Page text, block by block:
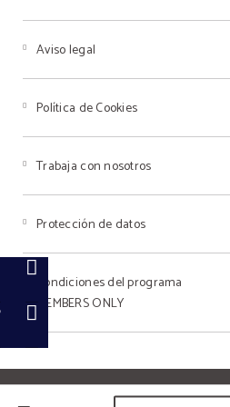
Aviso legal
Política de Cookies
Trabaja con nosotros
Protección de datos
Condiciones del programa
MEMBERS ONLY
Powered by Keytel